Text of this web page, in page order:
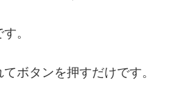
。
ボタンを押すだけです。